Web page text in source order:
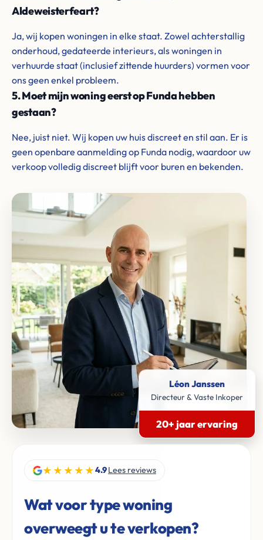
Aldeweisterfeart?
Ja, wij kopen woningen in elke staat. Zowel achterstallig
onderhoud, gedateerde interieurs, als woningen in
verhuurde staat (inclusief zittende huurders) vormen voor
ons geen enkel probleem.
5. Moet mijn woning eerst op Funda hebben
gestaan?
Nee, juist niet. Wij kopen uw huis discreet en stil aan. Er is
geen openbare aanmelding op Funda nodig, waardoor uw
verkoop volledig discreet blijft voor buren en bekenden.
Léon Janssen
Directeur & Vaste Inkoper
20+ jaar ervaring
★★★★★4.9Lees reviews
Wat voor type woning
overweegt u te verkopen?